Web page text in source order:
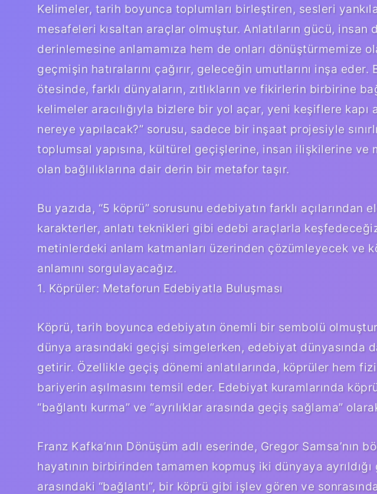
Kelimeler, tarih boyunca toplumları birleştiren, sesleri
mesafeleri kısaltan araçlar olmuştur. Anlatıların gücü, insan
derinlemesine anlamamıza hem de onları dönüştürmemize
geçmişin hatıralarını çağırır, geleceğin umutlarını inşa
ötesinde, farklı dünyaların, zıtlıkların ve fikirlerin birbirine
kelimeler aracılığıyla bizlere bir yol açar, yeni keşiflere kapı
nereye yapılacak?” sorusu, sadece bir inşaat projesiyle
toplumsal yapısına, kültürel geçişlerine, insan ilişkilerine
olan bağlılıklarına dair derin bir metafor taşır.
Bu yazıda, “5 köprü” sorusunu edebiyatın farklı açılarından
karakterler, anlatı teknikleri gibi edebi araçlarla
metinlerdeki anlam katmanları üzerinden çözümleyecek ve
anlamını sorgulayacağız.
1. Köprüler: Metaforun Edebiyatla Buluşması
Köprü, tarih boyunca edebiyatın önemli bir sembolü
dünya arasındaki geçişi simgelerken, edebiyat dünyasında
getirir. Özellikle geçiş dönemi anlatılarında, köprüler hem
bariyerin aşılmasını temsil eder. Edebiyat kuramlarında
“bağlantı kurma” ve “ayrılıklar arasında geçiş sağlama”
Franz Kafka’nın Dönüşüm adlı eserinde, Gregor Samsa’nın
hayatının birbirinden tamamen kopmuş iki dünyaya
arasındaki “bağlantı”, bir köprü gibi işlev gören ve